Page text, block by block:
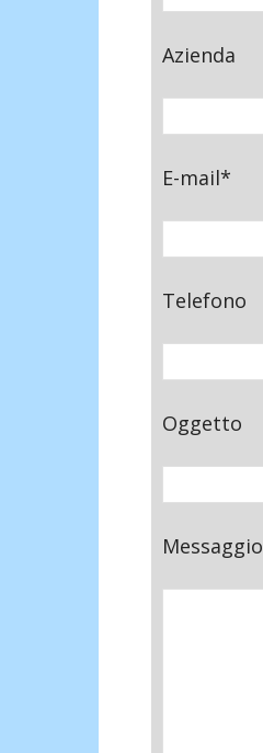
Azienda
E-mail*
Telefono
Oggetto
Messaggio